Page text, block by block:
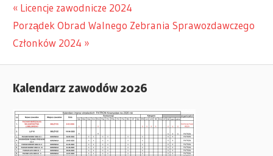
Nawigacja
wpisu
Previous
Post:
Licencje zawodnicze 2024
Next
Post:
Porządek Obrad Walnego Zebrania Sprawozdawczego
Członków 2024
Kalendarz zawodów 2026